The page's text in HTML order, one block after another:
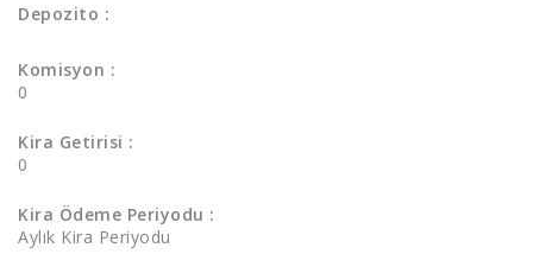
Depozito :
Komisyon :
0
Kira Getirisi :
0
Kira Ödeme Periyodu :
Aylık Kira Periyodu